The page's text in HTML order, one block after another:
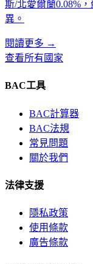
斯/北愛爾蘭0.08%
異。
閱讀更多 →
查看所有國家
BAC工具
BAC計算器
BAC法規
常見問題
關於我們
法律支援
隱私政策
使用條款
廣告條款